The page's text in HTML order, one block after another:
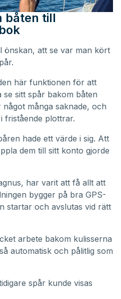
båten till
önskan, att se var man kört
här funktionen för att
sitt spår bakom båten
många saknade, och
fristående plottrar.
hade ett värde i sig. Att
dem till sitt konto gjorde
har varit att få allt att
bygger på bra GPS-
startar och avslutas vid rätt
arbete bakom kulisserna
automatisk och pålitlig som
spår kunde visas